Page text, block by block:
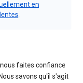
en
faites confiance
savons qu'il s'agit